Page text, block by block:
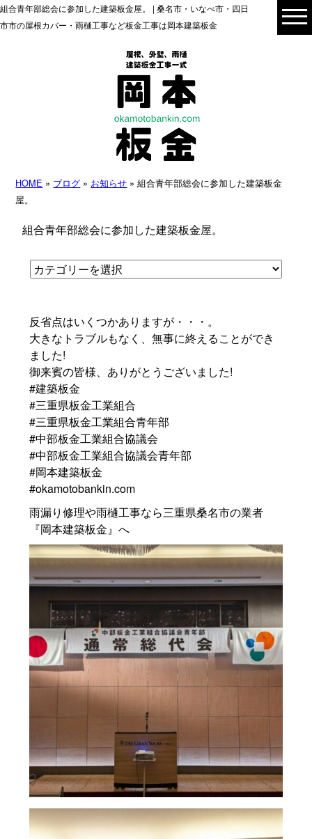
組合青年部総会に参加した建築板金屋。 | 桑名市・いなべ市・四日
市市の屋根カバー・雨樋工事など板金工事は岡本建築板金
HOME » ブログ » お知らせ » 組合青年部総会に参加した建築板金
屋。
組合青年部総会に参加した建築板金屋。
反省点はいくつかありますが・・・。
大きなトラブルもなく、無事に終えることができ
ました!
御来賓の皆様、ありがとうございました!
#建築板金
#三重県板金工業組合
#三重県板金工業組合青年部
#中部板金工業組合協議会
#中部板金工業組合協議会青年部
#岡本建築板金
#okamotobankin.com
雨漏り修理や雨樋工事なら三重県桑名市の業者
『岡本建築板金』へ